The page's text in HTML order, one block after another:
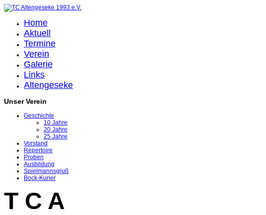
Home
Aktuell
Termine
Verein
Galerie
Links
Altengeseke
Unser Verein
Geschichte
10 Jahre
20 Jahre
25 Jahre
Vorstand
Repertoire
Proben
Ausbildung
Spielmannsgruß
Bock-Kurier
T C A